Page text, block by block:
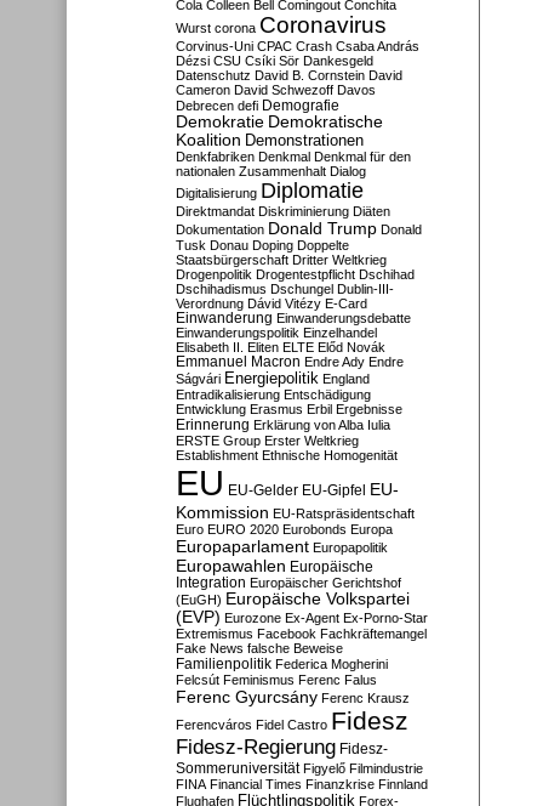
Cola Colleen Bell Comingout Conchita
Wurst corona Coronavirus
Corvinus-Uni CPAC Crash Csaba András
Dézsi CSU Csíki Sör Dankesgeld
Datenschutz David B. Cornstein David
Cameron David Schwezoff Davos
Debrecen defi Demografie
Demokratie Demokratische
Koalition Demonstrationen
Denkfabriken Denkmal Denkmal für den
nationalen Zusammenhalt Dialog
Digitalisierung Diplomatie
Direktmandat Diskriminierung Diäten
Dokumentation Donald Trump Donald
Tusk Donau Doping Doppelte
Staatsbürgerschaft Dritter Weltkrieg
Drogenpolitik Drogentestpflicht Dschihad
Dschihadismus Dschungel Dublin-III-
Verordnung Dávid Vitézy E-Card
Einwanderung Einwanderungsdebatte
Einwanderungspolitik Einzelhandel
Elisabeth II. Eliten ELTE Előd Novák
Emmanuel Macron Endre Ady Endre
Ságvári Energiepolitik England
Entradikalisierung Entschädigung
Entwicklung Erasmus Erbil Ergebnisse
Erinnerung Erklärung von Alba Iulia
ERSTE Group Erster Weltkrieg
Establishment Ethnische Homogenität
EU EU-Gelder EU-Gipfel EU-
Kommission EU-Ratspräsidentschaft
Euro EURO 2020 Eurobonds Europa
Europaparlament Europapolitik
Europawahlen Europäische
Integration Europäischer Gerichtshof
(EuGH) Europäische Volkspartei
(EVP) Eurozone Ex-Agent Ex-Porno-Star
Extremismus Facebook Fachkräftemangel
Fake News falsche Beweise
Familienpolitik Federica Mogherini
Felcsút Feminismus Ferenc Falus
Ferenc Gyurcsány Ferenc Krausz
Ferencváros Fidel Castro Fidesz
Fidesz-Regierung Fidesz-
Sommeruniversität Figyelő Filmindustrie
FINA Financial Times Finanzkrise Finnland
Flughafen Flüchtlingspolitik Forex-